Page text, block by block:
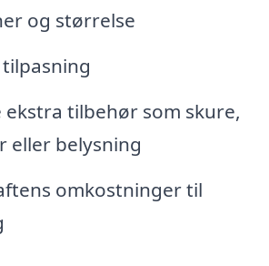
og størrelse
ekstra tilbehør som skure,
eller belysning
omkostninger til